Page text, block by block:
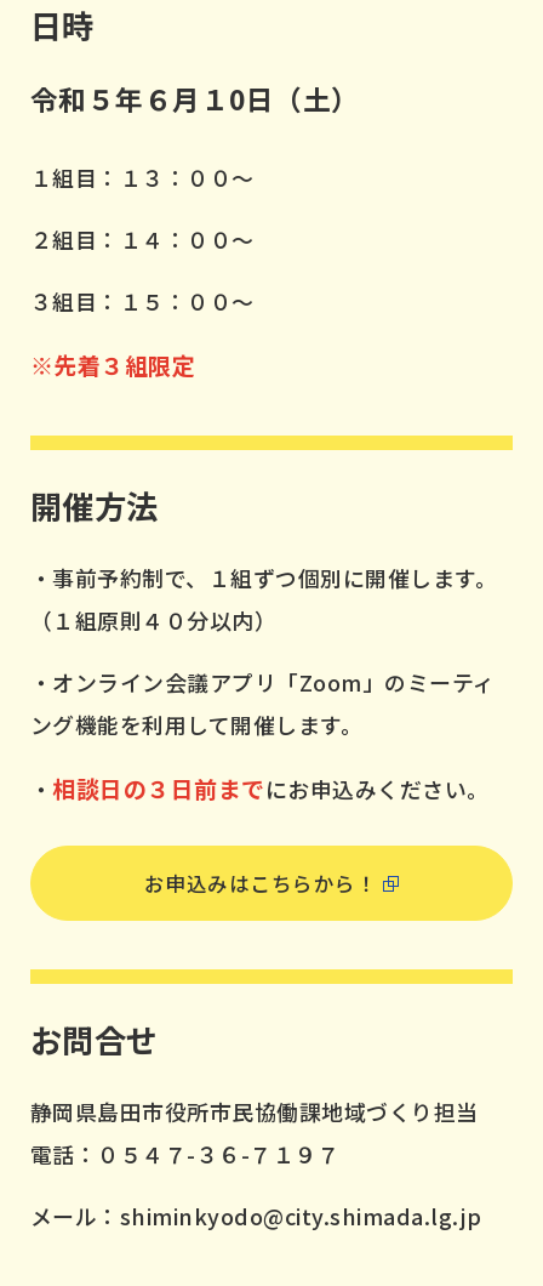
日時
令和５年６月１0日（土）
１組目：１３：００～
２組目：１４：００～
３組目：１５：００～
※先着３組限定
開催方法
・事前予約制で、１組ずつ個別に開催します。
（１組原則４０分以内）
・オンライン会議アプリ「Zoom」のミーティ
ング機能を利用して開催します。
・相談日の３日前までにお申込みください。
お申込みはこちらから！
お問合せ
静岡県島田市役所市民協働課地域づくり担当
電話：０５４７-３６-７１９７
メール：shiminkyodo@city.shimada.lg.jp